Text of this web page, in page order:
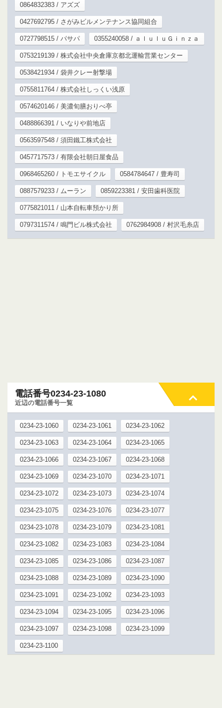
0864832383 / アズズ
0427692795 / さがみビルメンテナンス協同組合
0727798515 / パサパ 0355240058 / ａｌｕｌｕＧｉｎｚａ
0753219139 / 株式会社中央倉庫京都北運輸営業センター
0538421934 / 袋井クレー射撃場
0755811764 / 株式会社しっくい浅原
0574620146 / 美濃旬膳おりべ亭
0488866391 / いなりや前地店
0563597548 / 須田鐵工株式会社
0457717573 / 有限会社朝日屋食品
0968465260 / トモエサイクル 0584784647 / 豊寿司
0887579233 / ムーラン 0859223381 / 安田歯科医院
0775821011 / 山本自転車預かり所
0797311574 / 鳴門ビル株式会社 0762984908 / 村沢毛糸店
電話番号0234-23-1080
近辺の電話番号一覧
0234-23-1060 0234-23-1061 0234-23-1062
0234-23-1063 0234-23-1064 0234-23-1065
0234-23-1066 0234-23-1067 0234-23-1068
0234-23-1069 0234-23-1070 0234-23-1071
0234-23-1072 0234-23-1073 0234-23-1074
0234-23-1075 0234-23-1076 0234-23-1077
0234-23-1078 0234-23-1079 0234-23-1081
0234-23-1082 0234-23-1083 0234-23-1084
0234-23-1085 0234-23-1086 0234-23-1087
0234-23-1088 0234-23-1089 0234-23-1090
0234-23-1091 0234-23-1092 0234-23-1093
0234-23-1094 0234-23-1095 0234-23-1096
0234-23-1097 0234-23-1098 0234-23-1099
0234-23-1100